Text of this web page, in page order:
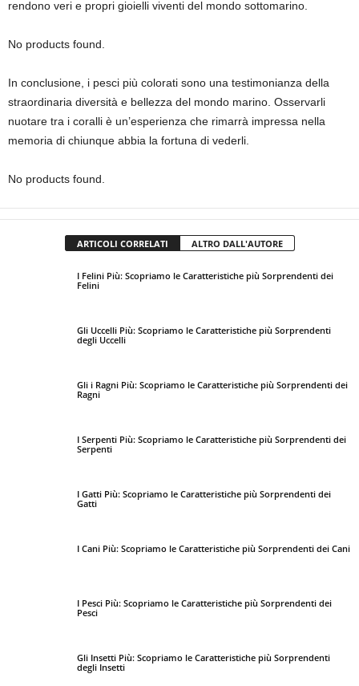
rendono veri e propri gioielli viventi del mondo sottomarino.
No products found.
In conclusione, i pesci più colorati sono una testimonianza della
straordinaria diversità e bellezza del mondo marino. Osservarli
nuotare tra i coralli è un’esperienza che rimarrà impressa nella
memoria di chiunque abbia la fortuna di vederli.
No products found.
ARTICOLI CORRELATI ALTRO DALL'AUTORE
I Felini Più: Scopriamo le Caratteristiche più Sorprendenti dei
Felini
Gli Uccelli Più: Scopriamo le Caratteristiche più Sorprendenti
degli Uccelli
Gli i Ragni Più: Scopriamo le Caratteristiche più Sorprendenti dei
Ragni
I Serpenti Più: Scopriamo le Caratteristiche più Sorprendenti dei
Serpenti
I Gatti Più: Scopriamo le Caratteristiche più Sorprendenti dei
Gatti
I Cani Più: Scopriamo le Caratteristiche più Sorprendenti dei Cani
I Pesci Più: Scopriamo le Caratteristiche più Sorprendenti dei
Pesci
Gli Insetti Più: Scopriamo le Caratteristiche più Sorprendenti
degli Insetti